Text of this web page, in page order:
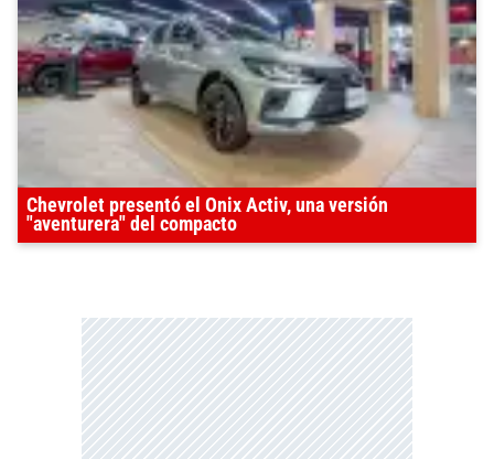
Chevrolet presentó el Onix Activ, una versión
"aventurera" del compacto